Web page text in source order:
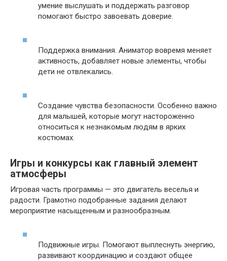
умение выслушать и поддержать разговор
помогают быстро завоевать доверие.
Поддержка внимания. Аниматор вовремя меняет
активность, добавляет новые элементы, чтобы
дети не отвлекались.
Создание чувства безопасности. Особенно важно
для малышей, которые могут настороженно
относиться к незнакомым людям в ярких
костюмах.
Игры и конкурсы как главный элемент
атмосферы
Игровая часть программы — это двигатель веселья и
радости. Грамотно подобранные задания делают
мероприятие насыщенным и разнообразным.
Подвижные игры. Помогают выплеснуть энергию,
развивают координацию и создают общее